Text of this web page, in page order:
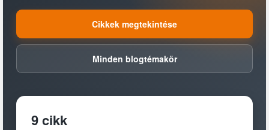
Cikkek megtekintése
Minden blogtémakör
9 cikk